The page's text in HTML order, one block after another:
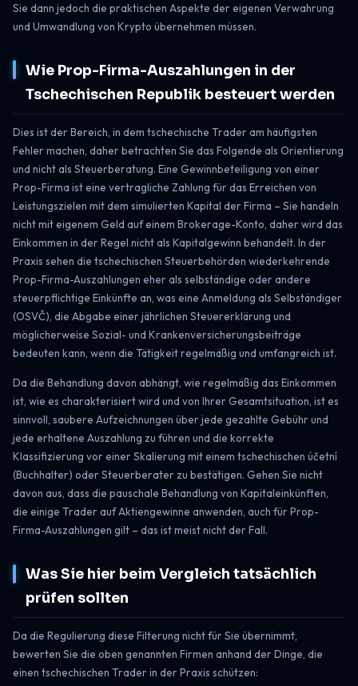
Sie dann jedoch die praktischen Aspekte der eigenen Verwahrung
und Umwandlung von Krypto übernehmen müssen.
Wie Prop-Firma-Auszahlungen in der
Tschechischen Republik besteuert werden
Dies ist der Bereich, in dem tschechische Trader am häufigsten
Fehler machen, daher betrachten Sie das Folgende als Orientierung
und nicht als Steuerberatung. Eine Gewinnbeteiligung von einer
Prop-Firma ist eine vertragliche Zahlung für das Erreichen von
Leistungszielen mit dem simulierten Kapital der Firma – Sie handeln
nicht mit eigenem Geld auf einem Brokerage-Konto, daher wird das
Einkommen in der Regel nicht als Kapitalgewinn behandelt. In der
Praxis sehen die tschechischen Steuerbehörden wiederkehrende
Prop-Firma-Auszahlungen eher als selbständige oder andere
steuerpflichtige Einkünfte an, was eine Anmeldung als Selbständiger
(OSVČ), die Abgabe einer jährlichen Steuererklärung und
möglicherweise Sozial- und Krankenversicherungsbeiträge
bedeuten kann, wenn die Tätigkeit regelmäßig und umfangreich ist.
Da die Behandlung davon abhängt, wie regelmäßig das Einkommen
ist, wie es charakterisiert wird und von Ihrer Gesamtsituation, ist es
sinnvoll, saubere Aufzeichnungen über jede gezahlte Gebühr und
jede erhaltene Auszahlung zu führen und die korrekte
Klassifizierung vor einer Skalierung mit einem tschechischen účetní
(Buchhalter) oder Steuerberater zu bestätigen. Gehen Sie nicht
davon aus, dass die pauschale Behandlung von Kapitaleinkünften,
die einige Trader auf Aktiengewinne anwenden, auch für Prop-
Firma-Auszahlungen gilt – das ist meist nicht der Fall.
Was Sie hier beim Vergleich tatsächlich
prüfen sollten
Da die Regulierung diese Filterung nicht für Sie übernimmt,
bewerten Sie die oben genannten Firmen anhand der Dinge, die
einen tschechischen Trader in der Praxis schützen: